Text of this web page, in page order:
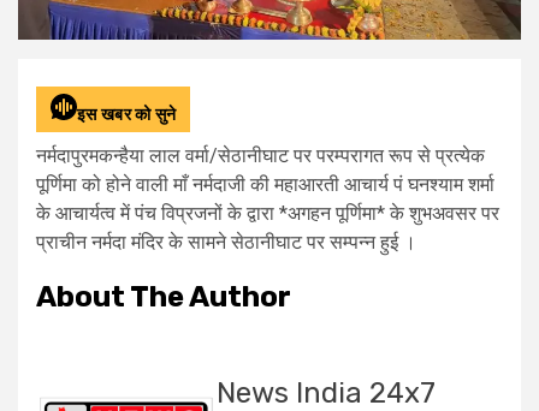
इस खबर को सुने
नर्मदापुरमकन्हैया लाल वर्मा/सेठानीघाट पर परम्परागत रूप से प्रत्येक
पूर्णिमा को होने वाली माँ नर्मदाजी की महाआरती आचार्य पं घनश्याम शर्मा
के आचार्यत्व में पंच विप्रजनों के द्वारा *अगहन पूर्णिमा* के शुभअवसर पर
प्राचीन नर्मदा मंदिर के सामने सेठानीघाट पर सम्पन्न हुई ।
About The Author
News India 24x7